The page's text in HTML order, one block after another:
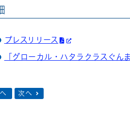
プレスリリース
「グローカル・ハタラクラスぐん
次へ